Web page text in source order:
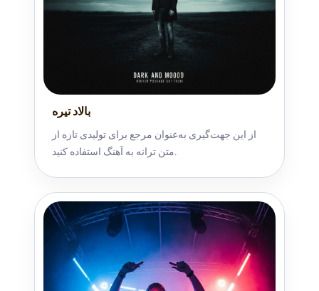
بالاد تیره
از این جهت‌گیری به‌عنوان مرجع برای تولیدی تازه از
متن ترانه به آهنگ استفاده کنید.